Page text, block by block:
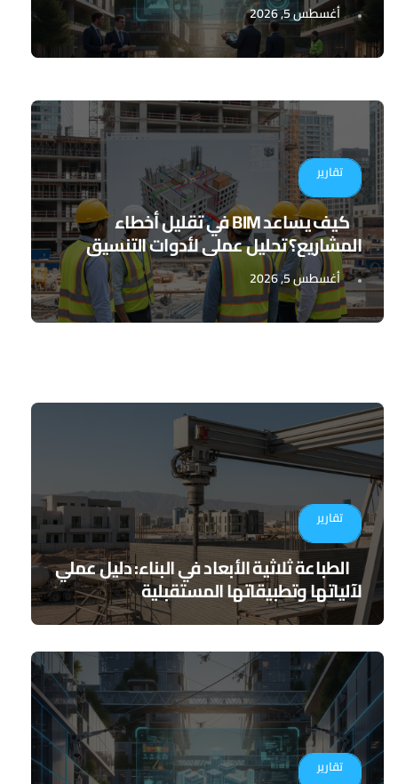
أغسطس 5, 2026
تقارير
كيف يساعد BIM في تقليل أخطاء
المشاريع؟ تحليل عملي لأدوات التنسيق
الرقمي
أغسطس 5, 2026
تقارير
الطباعة ثلاثية الأبعاد في البناء: دليل عملي
لآلياتها وتطبيقاتها المستقبلية
تقارير